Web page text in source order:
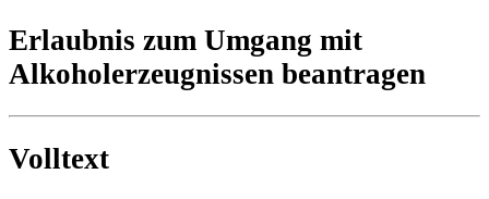
Erlaubnis zum Umgang mit
Alkoholerzeugnissen beantragen
Volltext